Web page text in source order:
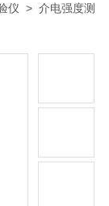
仪 >介电强度测